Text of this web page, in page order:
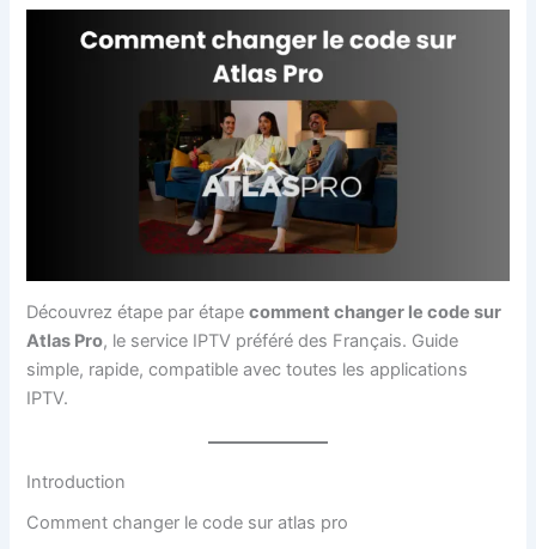
Découvrez étape par étapecomment changer le code sur
Atlas Pro, le service IPTV préféré des Français. Guide
simple, rapide, compatible avec toutes les applications
IPTV.
Introduction
Comment changer le code sur atlas pro